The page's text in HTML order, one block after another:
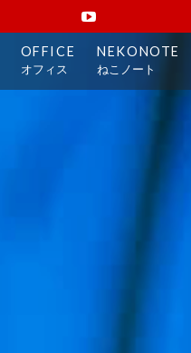
OFFICE
オフィス
NEKONOTE
ねこノート